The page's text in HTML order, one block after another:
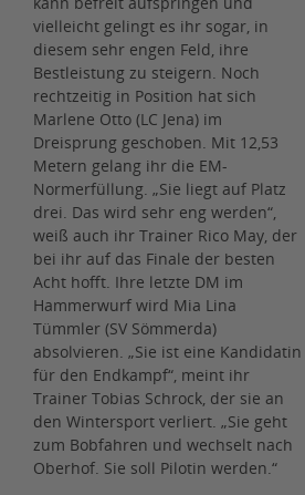
vielleicht gelingt es ihr sogar, in
diesem sehr engen Feld, ihre
Bestleistung zu steigern. Noch
rechtzeitig in Position hat sich
Marlene Otto (LC Jena) im
Dreisprung geschoben. Mit 12,53
Metern gelang ihr die EM-
Normerfüllung. „Sie liegt auf Platz
drei. Das wird sehr eng werden“,
weiß auch ihr Trainer Rico May, der
bei ihr auf das Finale der besten
Acht hofft. Ihre letzte DM im
Hammerwurf wird Mia Lina
Tümmler (SV Sömmerda)
absolvieren. „Sie ist eine Kandidatin
für den Endkampf“, meint ihr
Trainer Tobias Schrock, der sie an
den Wintersport verliert. „Sie geht
zum Bobfahren und wechselt nach
Oberhof. Sie soll Pilotin werden.“